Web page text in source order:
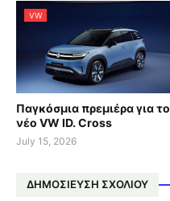
VW
Παγκόσμια πρεμιέρα για το
νέο VW ID. Cross
July 15, 2026
ΔΗΜΟΣΊΕΥΣΗ ΣΧΟΛΊΟΥ